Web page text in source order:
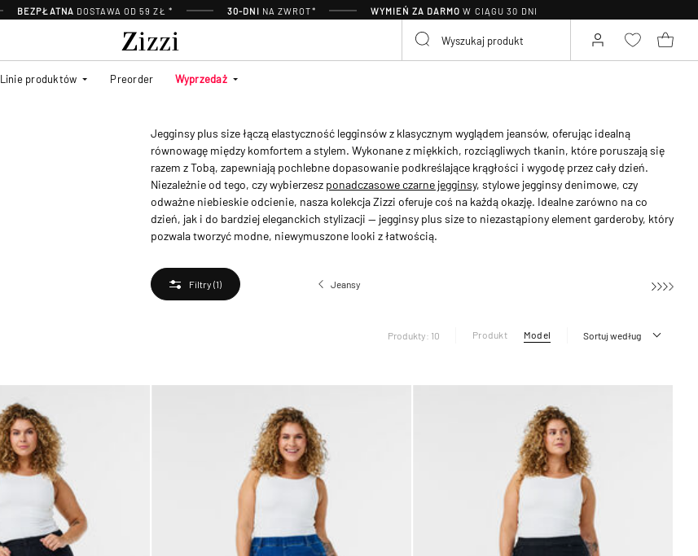
BEZPŁATNA DOSTAWA OD 59 ZŁ * 30-DNI NA ZWROT* WYMIEŃ ZA DARMO W CIĄGU 30 DNI
Linie produktów Preorder Wyprzedaż
Jegginsy plus size łączą elastyczność legginsów z klasycznym wyglądem jeansów, oferując idealną
równowagę między komfortem a stylem. Wykonane z miękkich, rozciągliwych tkanin, które poruszają się
razem z Tobą, zapewniają pochlebne dopasowanie podkreślające krągłości i wygodę przez cały dzień.
Niezależnie od tego, czy wybierzesz ponadczasowe czarne jegginsy, stylowe jegginsy denimowe, czy
odważne niebieskie odcienie, nasza kolekcja Zizzi oferuje coś na każdą okazję. Idealne zarówno na co
dzień, jak i do bardziej eleganckich stylizacji — jegginsy plus size to niezastąpiony element garderoby, który
pozwala tworzyć modne, niewymuszone looki z łatwością.
Filtry (1) Jeansy
Produkty: 10 Produkt Model Sortuj według